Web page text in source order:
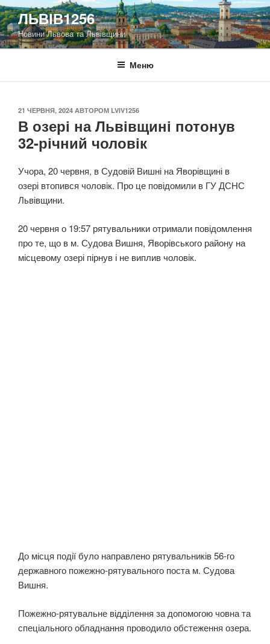
Перейти
до
вмісту
ЛЬВІВ1256
Новини Львова та Львівщини
Меню
ОПУБЛІКОВАНО
21 ЧЕРВНЯ, 2024 АВТОРОМ LVIV1256
В озері на Львівщині потонув
32-річний чоловік
Учора, 20 червня, в Судовій Вишні на Яворівщині в
озері втопився чоловік. Про це повідомили в ГУ ДСНС
Львівщини.
20 червня о 19:57 рятувальники отримали повідомлення
про те, що в м. Судова Вишня, Яворівського району на
місцевому озері пірнув і не виплив чоловік.
До місця події було направлено рятувальників 56-го
державного пожежно-рятувального поста м. Судова
Вишня.
Пожежно-рятувальне відділення за допомогою човна та
спеціального обладнання проводило обстеження озера.